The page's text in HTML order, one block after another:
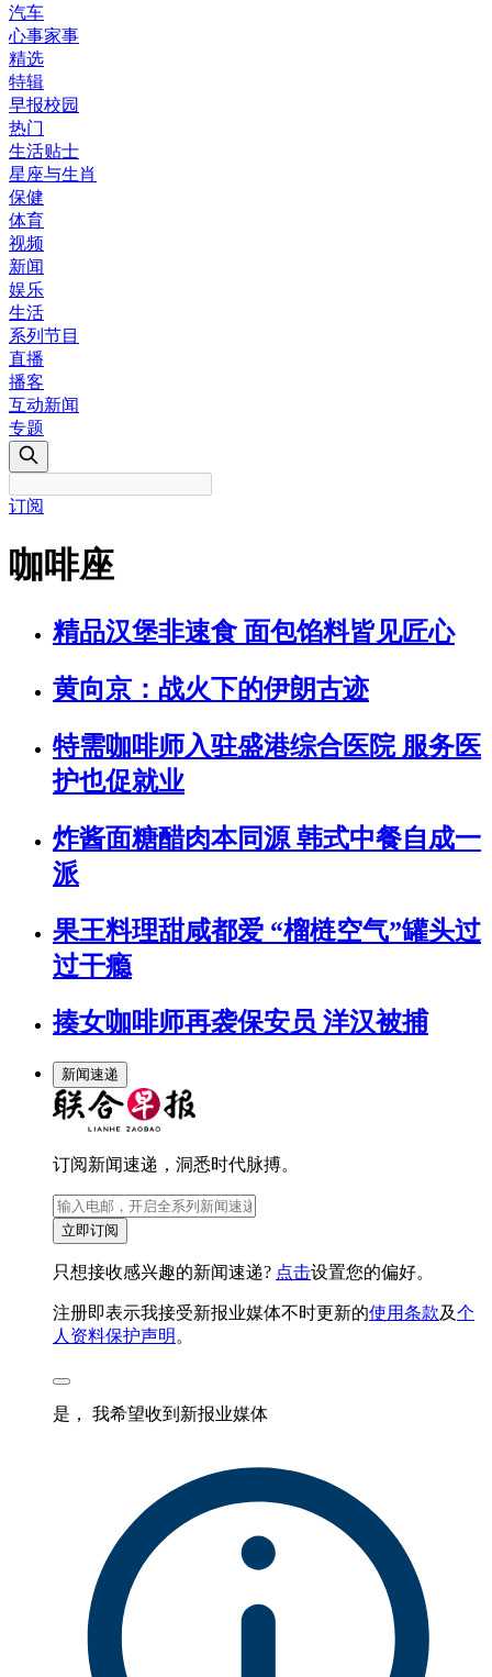
汽车
心事家事
精选
特辑
早报校园
热门
生活贴士
星座与生肖
保健
体育
视频
新闻
娱乐
生活
系列节目
直播
播客
互动新闻
专题
订阅
咖啡座
精品汉堡非速食 面包馅料皆见匠心
黄向京：战火下的伊朗古迹
特需咖啡师入驻盛港综合医院 服务医
护也促就业
炸酱面糖醋肉本同源 韩式中餐自成一
派
果王料理甜咸都爱 “榴梿空气”罐头过
过干瘾
揍女咖啡师再袭保安员 洋汉被捕
新闻速递
订阅新闻速递，洞悉时代脉搏。
立即订阅
只想接收感兴趣的新闻速递? 点击设置您的偏好。
注册即表示我接受新报业媒体不时更新的使用条款及个
人资料保护声明 。
是， 我希望收到新报业媒体